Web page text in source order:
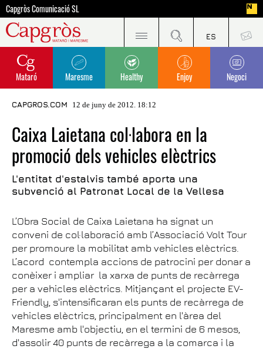
Capgròs Comunicació SL
Mataró Maresme Healthy Enjoy Negoci
CAPGROS.COM 12 de juny de 2012. 18:12
Caixa Laietana col·labora en la
promoció dels vehicles elèctrics
L'entitat d'estalvis també aporta una
subvenció al Patronat Local de la Vellesa
L’Obra Social de Caixa Laietana ha signat un
conveni de col·laboració amb l’Associació Volt Tour
per promoure la mobilitat amb vehicles elèctrics.
L’acord contempla accions de patrocini per donar a
conèixer i ampliar la xarxa de punts de recàrrega
per a vehicles elèctrics. Mitjançant el projecte EV-
Friendly, s'intensificaran els punts de recàrrega de
vehicles elèctrics, principalment en l'àrea del
Maresme amb l'objectiu, en el termini de 6 mesos,
d'assolir 40 punts de recàrrega a la comarca i la